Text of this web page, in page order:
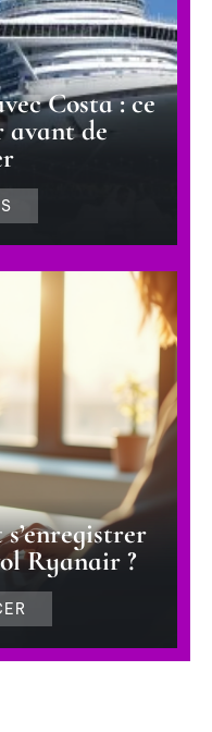
Costa : ce
avant de
Ryanair ?